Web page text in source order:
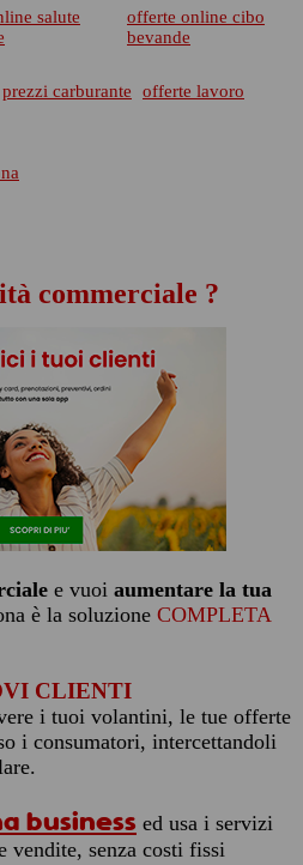
salute
offerte online cibo
bevande
prezzi carburante
offerte lavoro
commerciale ?
e vuoi aumentare la tua
è la soluzione COMPLETA
CLIENTI
i tuoi volantini, le tue offerte
i consumatori, intercettandoli
business ed usa i servizi
vendite, senza costi fissi